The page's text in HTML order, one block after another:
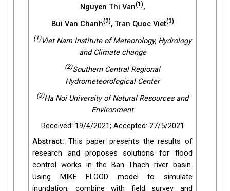
Nguyen Thi Van(1),
Bui Van Chanh(2), Tran Quoc Viet(3)
(1)Viet Nam Institute of Meteorology, Hydrology
and Climate change
(2)Southern Central Regional
Hydrometeorological Center
(3)Ha Noi University of Natural Resources and
Environment
Received: 19/4/2021; Accepted: 27/5/2021
Abstract: This paper presents the results of
research and proposes solutions for flood
control works in the Ban Thach river basin.
Using MIKE FLOOD model to simulate
inundation, combine with field survey and